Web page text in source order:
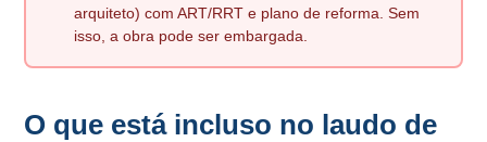
arquiteto) com ART/RRT e plano de reforma. Sem
isso, a obra pode ser embargada.
O que está incluso no laudo de